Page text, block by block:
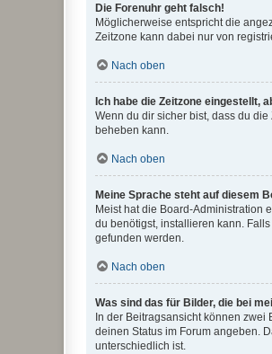
Die Forenuhr geht falsch!
Möglicherweise entspricht die
Zeitzone kann dabei nur von
Nach oben
Ich habe die Zeitzone eingestellt,
Wenn du dir sicher bist, dass du
beheben kann.
Nach oben
Meine Sprache steht auf diesem
Meist hat die Board-Administration
du benötigst, installieren kann.
gefunden werden.
Nach oben
Was sind das für Bilder, die bei
In der Beitragsansicht können
deinen Status im Forum angeben.
unterschiedlich ist.